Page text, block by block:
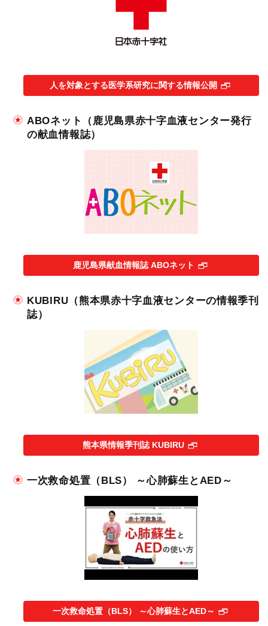
人を対象とする医学系研究に関する情報公開
ABOネット（鹿児島県赤十字血液センター発行
の献血情報誌）
鹿児島県献血情報誌 ABOネット
KUBIRU（熊本県赤十字血液センターの情報季刊
誌）
熊本県情報季刊誌 KUBIRU
一次救命処置（BLS） ～心肺蘇生とAED～
一次救命処置（BLS） ～心肺蘇生とAED～